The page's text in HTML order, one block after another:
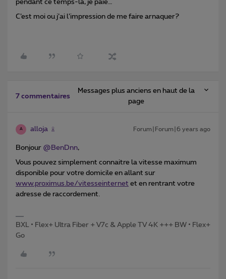
pendant ce temps-là, je paie…
C’est moi ou j’ai l’impression de me faire arnaquer?
7 commentaires
Messages plus anciens en haut de la
page
A alloja Forum|Forum|6 years ago
Bonjour @BenDnn,
Vous pouvez simplement connaitre la vitesse maximum
disponible pour votre domicile en allant sur
www.proximus.be/vitesseinternet et en rentrant votre
adresse de raccordement.
BXL • Flex+ Ultra Fiber + V7c & Apple TV 4K +++ BW • Flex+
Go